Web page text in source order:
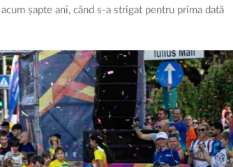
șapte ani, când s-a strigat pentru prima dată